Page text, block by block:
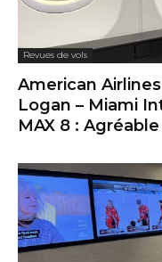
Revues de vols
American
Logan – Miami
MAX 8 :